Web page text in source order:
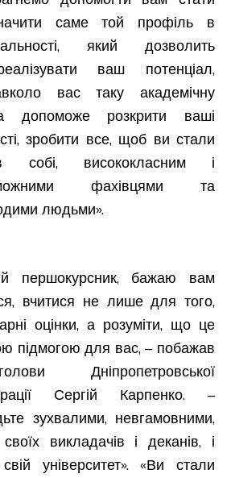
саме той профіль в
який дозволить
ваш потенціал,
вас таку академічну
допоможе розкрити ваші
зробити все, щоб ви стали
собі, висококласним і
фахівцями та
людьми».
першокурсник, бажаю вам
вчитися не лише для того,
оцінки, а розуміти, що це
підмогою для вас, – побажав
Дніпропетровської
Сергій Карпенко. –
зухвалими, невгамовними,
викладачів і деканів, і
університет». «Ви стали